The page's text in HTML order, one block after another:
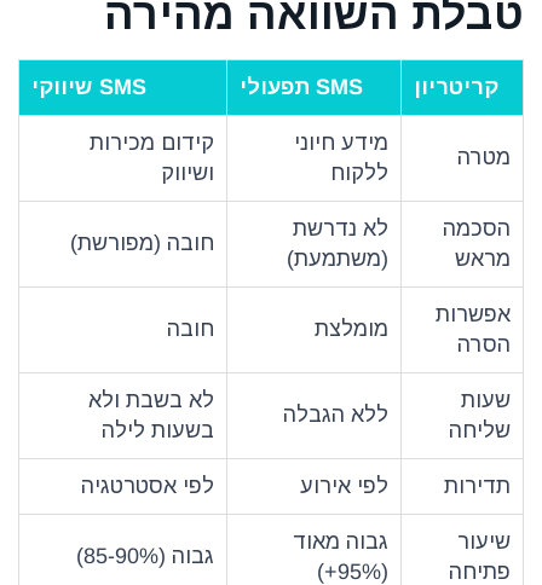
טבלת השוואה מהירה
קריטריון SMS תפעולי SMS שיווקי
מטרה
מידע חיוני
ללקוח
קידום מכירות
ושיווק
הסכמה
מראש
לא נדרשת
(משתמעת)
חובה (מפורשת)
אפשרות
הסרה
מומלצת חובה
שעות
שליחה
ללא הגבלה
לא בשבת ולא
בשעות לילה
תדירות לפי אירוע לפי אסטרטגיה
שיעור
פתיחה
גבוה מאוד
(95%+)
גבוה (85-90%)